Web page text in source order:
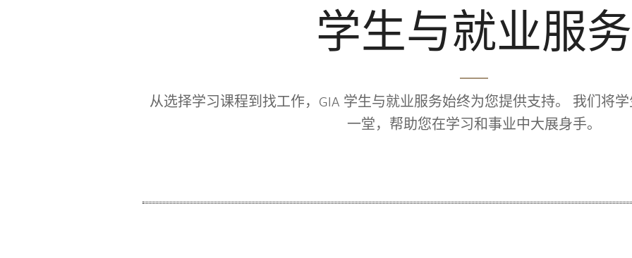
学生与就业服务
从选择学习课程到找工作，GIA 学生与就业服务始终为您提供支持。 我们将
一堂，帮助您在学习和事业中大展身手。